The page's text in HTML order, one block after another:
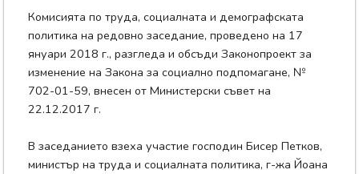
Комисията по труда, социалната и демографската
политика на редовно заседание, проведено на 17
януари 2018 г., разгледа и обсъди Законопроект за
изменение на Закона за социално подпомагане, №
702-01-59, внесен от Министерски съвет на
22.12.2017 г.
В заседанието взеха участие господин Бисер Петков,
министър на труда и социалната политика, г-жа Йоана